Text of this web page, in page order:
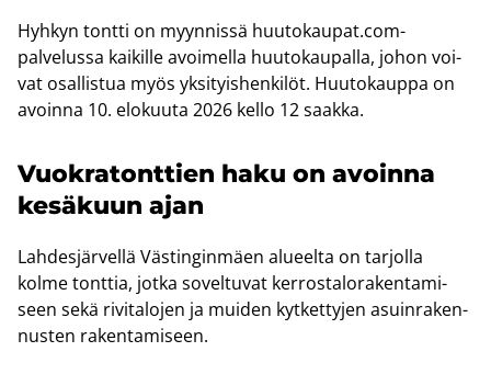
Hyh­kyn tont­ti on myyn­nis­sä huu­to­kau­pat.com-​
palvelussa kai­kil­le avoi­mel­la huu­to­kau­pal­la, johon voi­
vat osal­lis­tua myös yk­si­tyis­hen­ki­löt. Huu­to­kaup­pa on
avoin­na 10. elo­kuu­ta 2026 kello 12 saak­ka.
Vuo­kra­tont­tien haku on avoin­na
ke­sä­kuun ajan
Lah­des­jär­vel­lä Väs­tin­gin­mäen alu­eel­ta on tar­jol­la
kolme tont­tia, jotka so­vel­tu­vat ker­ros­ta­lo­ra­ken­ta­mi­
seen sekä ri­vi­ta­lo­jen ja mui­den kyt­ket­ty­jen asuin­ra­ken­
nus­ten ra­ken­ta­mi­seen.